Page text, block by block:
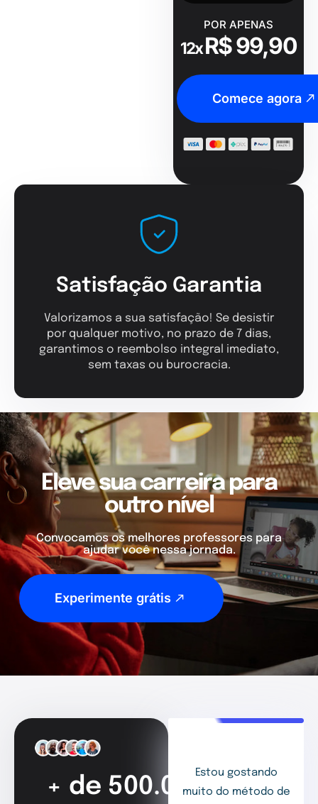
POR APENAS
12xR$ 99,90
Comece agora
Satisfação Garantia
Valorizamos a sua satisfação! Se desistir
por qualquer motivo, no prazo de 7 dias,
garantimos o reembolso integral imediato,
sem taxas ou burocracia.
Eleve sua carreira para
outro nível
Convocamos os melhores professores para
ajudar você nessa jornada.
Experimente grátis
+ de 500.000
Estou gostando
muito do método de